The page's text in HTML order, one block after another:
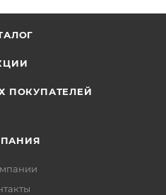
ПОКУПАТЕЛЕЙ